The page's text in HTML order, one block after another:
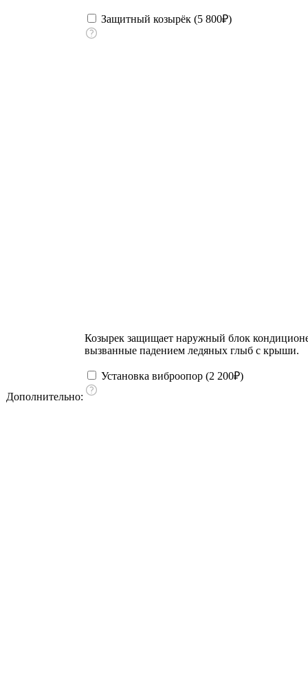
Дополнительно:
Защитный козырёк (5 800₽)
Козырек защищает наружный блок
вызванные падением ледяных глыб с крыши.
Установка виброопор (2 200₽)